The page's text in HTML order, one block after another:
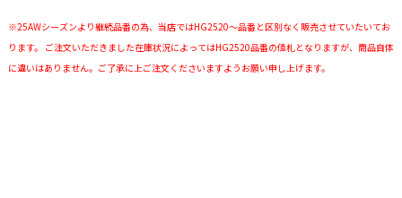
※25AWシーズンより継続品番の為、当店ではHG2520〜品番と区別なく販売させていたいてお
ります。 ご注文いただきました在庫状況によってはHG2520品番の値札となりますが、商品自体
に違いはありません。ご了承に上ご注文くださいますようお願い申し上げます。